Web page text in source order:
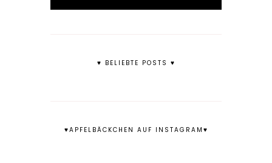
♥ BELIEBTE POSTS ♥
♥APFELBÄCKCHEN AUF INSTAGRAM♥